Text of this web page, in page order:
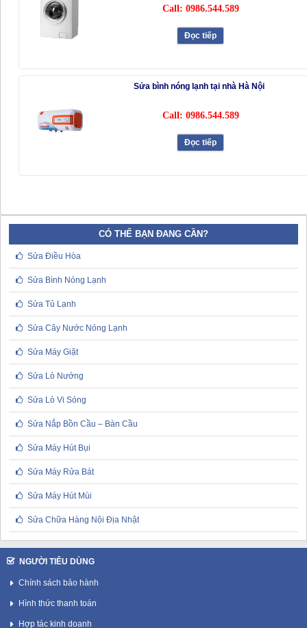
Call: 0986.544.589
Đọc tiếp
Sửa bình nóng lạnh tại nhà Hà Nội
Call: 0986.544.589
Đọc tiếp
CÓ THỂ BẠN ĐANG CẦN?
Sửa Điều Hòa
Sửa Bình Nóng Lạnh
Sửa Tủ Lạnh
Sửa Cây Nước Nóng Lạnh
Sửa Máy Giặt
Sửa Lò Nướng
Sửa Lò Vi Sóng
Sửa Nắp Bồn Cầu – Bàn Cầu
Sửa Máy Hút Bụi
Sửa Máy Rửa Bát
Sửa Máy Hút Mùi
Sửa Chữa Hàng Nội Địa Nhật
NGƯỜI TIÊU DÙNG
Chính sách bảo hành
Hình thức thanh toán
Hợp tác kinh doanh